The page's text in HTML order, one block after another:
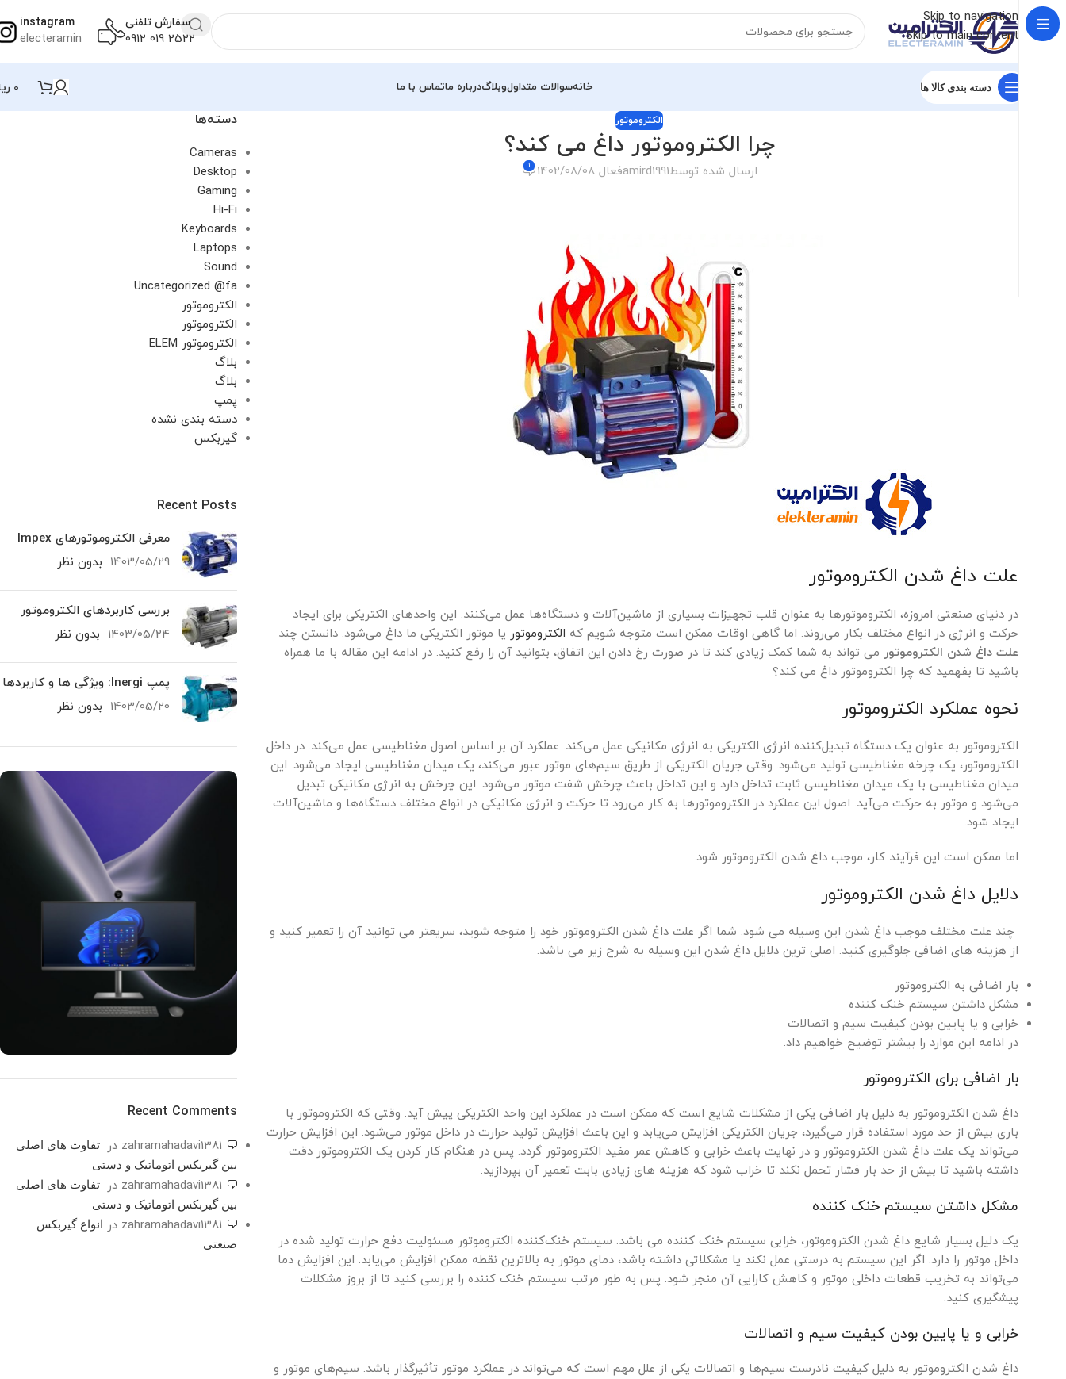
Skip to navigation
Skip to main content
سفارش تلفنی
2522 019 0912
instagram
electeramin
دسته بندی کالا ها خانهسوالات متداولوبلاگدرباره ماتماس با ما 0
الکتروموتور
چرا الکتروموتور داغ می کند؟
ارسال شده توسطamird1991فعال 1402/08/08 1
علت داغ شدن الکتروموتور
در دنیای صنعتی امروزه، الکتروموتورها به عنوان قلب تجهیزات بسیاری از ماشین‌آلات و دستگاه‌ها عمل می‌کنند. این واحدهای الکتریکی برای ایجاد
حرکت و انرژی در انواع مختلف بکار می‌روند. اما گاهی اوقات ممکن است متوجه شویم که الکتروموتور یا موتور الکتریکی ما داغ می‌شود. دانستن چند
علت داغ شدن الکتروموتور می تواند به شما کمک زیادی کند تا در صورت رخ دادن این اتفاق، بتوانید آن را رفع کنید. در ادامه این مقاله با ما همراه
باشید تا بفهمید که چرا الکتروموتور داغ می کند؟
نحوه عملکرد الکتروموتور
الکتروموتور به عنوان یک دستگاه تبدیل‌کننده انرژی الکتریکی به انرژی مکانیکی عمل می‌کند. عملکرد آن بر اساس اصول مغناطیسی عمل می‌کند. در داخل
الکتروموتور، یک چرخه مغناطیسی تولید می‌شود. وقتی جریان الکتریکی از طریق سیم‌های موتور عبور می‌کند، یک میدان مغناطیسی ایجاد می‌شود. این
میدان مغناطیسی با یک میدان مغناطیسی ثابت تداخل دارد و این تداخل باعث چرخش شفت موتور می‌شود. این چرخش به انرژی مکانیکی تبدیل
می‌شود و موتور به حرکت می‌آید. اصول این عملکرد در الکتروموتورها به کار می‌رود تا حرکت و انرژی مکانیکی در انواع مختلف دستگاه‌ها و ماشین‌آلات
ایجاد شود.
اما ممکن است این فرآیند کار، موجب داغ شدن الکتروموتور شود.
دلایل داغ شدن الکتروموتور
چند علت مختلف موجب داغ شدن این وسیله می شود. شما اگر علت داغ شدن الکتروموتور خود را متوجه شوید، سریعتر می توانید آن را تعمیر کنید و
از هزینه های اضافی جلوگیری کنید. اصلی ترین دلایل داغ شدن این وسیله به شرح زیر می باشد.
بار اضافی به الکتروموتور
مشکل داشتن سیستم خنک کننده
خرابی و یا پایین بودن کیفیت سیم و اتصالات
در ادامه این موارد را بیشتر توضیح خواهیم داد.
بار اضافی برای الکتروموتور
داغ شدن الکتروموتور به دلیل بار اضافی یکی از مشکلات شایع است که ممکن است در عملکرد این واحد الکتریکی پیش آید. وقتی که الکتروموتور با
باری بیش از حد مورد استفاده قرار می‌گیرد، جریان الکتریکی افزایش می‌یابد و این باعث افزایش تولید حرارت در داخل موتور می‌شود. این افزایش حرارت
می‌تواند یک علت داغ شدن الکتروموتور و در نهایت باعث خرابی و کاهش عمر مفید الکتروموتور گردد. پس در هنگام کار کردن یک الکتروموتور دقت
داشته باشید تا بیش از حد بار فشار تحمل نکند تا خراب شود که هزینه های زیادی بابت تعمیر آن بپردازید.
مشکل داشتن سیستم خنک کننده
یک دلیل بسیار شایع داغ شدن الکتروموتور، خرابی سیستم خنک کننده می باشد. سیستم خنک‌کننده الکتروموتور مسئولیت دفع حرارت تولید شده در
داخل موتور را دارد. اگر این سیستم به درستی عمل نکند یا مشکلاتی داشته باشد، دمای موتور به بالاترین نقطه ممکن افزایش می‌یابد. این افزایش دما
می‌تواند به تخریب قطعات داخلی موتور و کاهش کارایی آن منجر شود. پس به طور مرتب سیستم خنک کننده را بررسی کنید تا از بروز مشکلات
پیشگیری کنید.
خرابی و یا پایین بودن کیفیت سیم و اتصالات
داغ شدن الکتروموتور به دلیل کیفیت نادرست سیم‌ها و اتصالات یکی از علل مهم است که می‌تواند در عملکرد موتور تأثیرگذار باشد. سیم‌های موتور و
دسته‌ها
Cameras
Desktop
Gaming
Hi-Fi
Keyboards
Laptops
Sound
Uncategorized @fa
الکتروموتور
الکتروموتور
الکتروموتور ELEM
بلاگ
بلاگ
پمپ
دسته بندی نشده
گیربکس
Recent Posts
معرفی الکتروموتورهای Impex
1403/05/29 بدون نظر
بررسی کاربردهای الکتروموتور
1403/05/24 بدون نظر
پمپ Inergi: ویژگی‌ ها و کاربردها
1403/05/20 بدون نظر
HP Envy 34
To Shop
Recent Comments
zahramahadavi1381 در
تفاوت های اصلی
بین گیربکس اتوماتیک و دستی
zahramahadavi1381 در
تفاوت های اصلی
بین گیربکس اتوماتیک و دستی
zahramahadavi1381 در انواع گیربکس
صنعتی